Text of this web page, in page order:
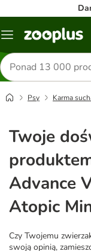
Menu
Szukaj
produktów
Psy Karma
Twoje
Advance
Atopic
Czy Twojemu
swoją opinią,